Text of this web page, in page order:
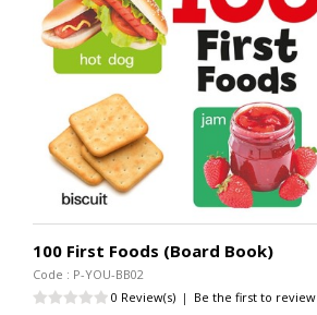
100 First Foods (Board Book)
Code : P-YOU-BB02
0 Review(s) | Be the first to review